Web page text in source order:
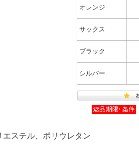
オレンジ
サックス
ブラック
シルバー
ステル、ポリウレタン